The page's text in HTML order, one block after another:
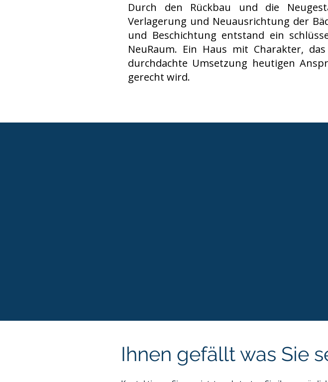
Durch den Rückbau und die
Verlagerung und Neuausrichtung der
und Beschichtung entstand ein
NeuRaum. Ein Haus mit Charakter,
durchdachte Umsetzung heutigen
gerecht wird.
Ihnen gefällt was Sie